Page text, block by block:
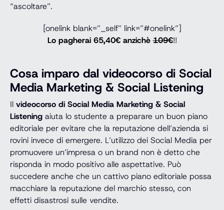
“ascoltare”.
[onelink blank=”_self” link=”#onelink”]
Lo pagherai 65,40€ anzichè109€!!
Cosa imparo dal videocorso di Social
Media Marketing & Social Listening
Il videocorso di Social Media Marketing & Social
Listening aiuta lo studente a preparare un buon piano
editoriale per evitare che la reputazione dell’azienda si
rovini invece di emergere. L’utilizzo dei Social Media per
promuovere un’impresa o un brand non è detto che
risponda in modo positivo alle aspettative. Può
succedere anche che un cattivo piano editoriale possa
macchiare la reputazione del marchio stesso, con
effetti disastrosi sulle vendite.